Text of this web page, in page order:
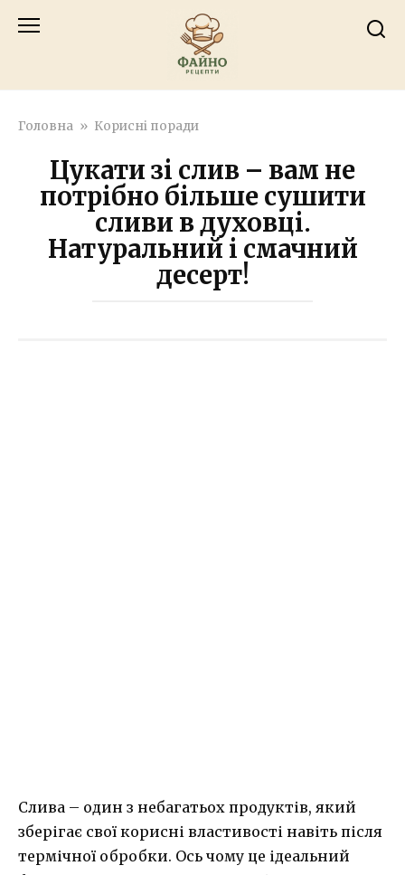
Головна » Корисні поради
Цукати зі слив – вам не
потрібно більше сушити
сливи в духовці.
Натуральний і смачний
десерт!
Слива – один з небагатьох продуктів, який
зберігає свої корисні властивості навіть після
термічної обробки. Ось чому це ідеальний